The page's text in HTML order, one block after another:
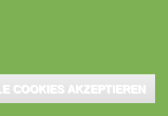
weiterentwickelt und gezielt
wurde weiter ausgebaut und
COOKIES AKZEPTIEREN